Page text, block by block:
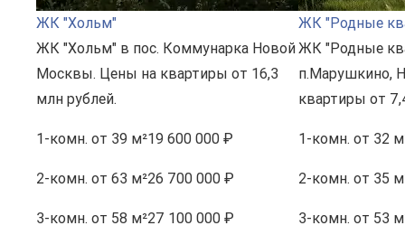
ЖК "Хольм"
ЖК "Хольм" в пос. Коммунарка Новой
Москвы. Цены на квартиры от 16,3
млн рублей.
1-комн. от 39 м²19 600 000 ₽
2-комн. от 63 м²26 700 000 ₽
3-комн. от 58 м²27 100 000 ₽
ЖК "Родные
ЖК "Родные
п.Марушкино,
квартиры от
1-комн. от 32
2-комн. от 35
3-комн. от 53